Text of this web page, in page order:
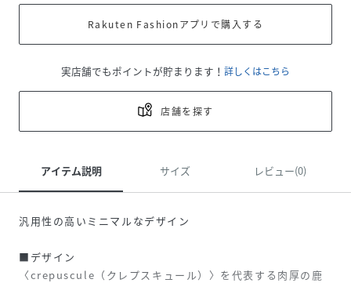
Rakuten Fashionアプリで購入する
実店舗でもポイントが貯まります！ 詳しくはこちら
店舗を探す
アイテム説明 サイズ レビュー(0)
汎用性の高いミニマルなデザイン
■デザイン
〈crepuscule（クレプスキュール）〉を代表する肉厚の鹿